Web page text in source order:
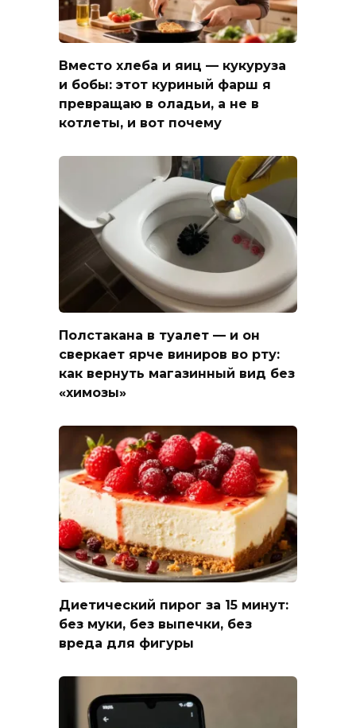
Вместо хлеба и яиц — кукуруза
и бобы: этот куриный фарш я
превращаю в оладьи, а не в
котлеты, и вот почему
Полстакана в туалет — и он
сверкает ярче виниров во рту:
как вернуть магазинный вид без
«химозы»
Диетический пирог за 15 минут:
без муки, без выпечки, без
вреда для фигуры